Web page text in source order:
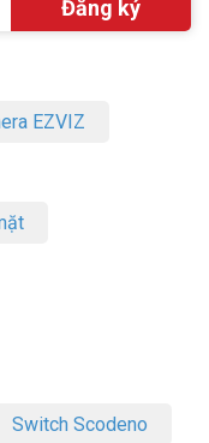
EZVIZ
Switch Scodeno